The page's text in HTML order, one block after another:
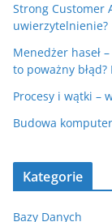
Strong Customer
uwierzytelnienie?
Menedżer haseł
to poważny
Procesy i wątki –
Budowa
Kategorie
Bazy Danych